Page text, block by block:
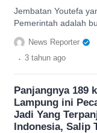
Jembatan Youtefa
Pemerintah adalah
membangun Papua.
memiliki panjang 732
Youtefa
News Reporter
. 3 tahun ago
Panjangnya 189
Lampung ini
Jadi Yang
Indonesia, Salip